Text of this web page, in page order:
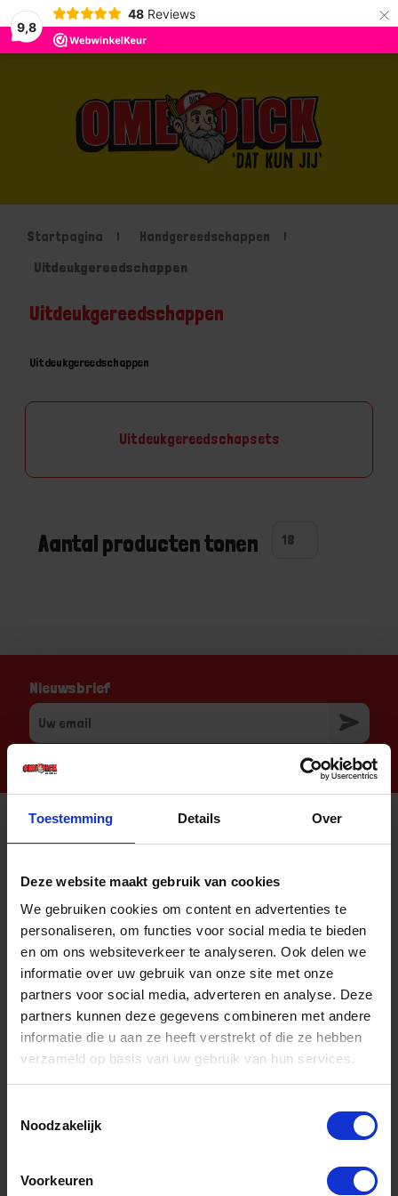
Toestemming Details Over
Deze website maakt gebruik van cookies
We gebruiken cookies om content en advertenties te
personaliseren, om functies voor social media te bieden
en om ons websiteverkeer te analyseren. Ook delen we
informatie over uw gebruik van onze site met onze
partners voor social media, adverteren en analyse. Deze
partners kunnen deze gegevens combineren met andere
informatie die u aan ze heeft verstrekt of die ze hebben
verzameld op basis van uw gebruik van hun services.
Noodzakelijk
Voorkeuren
9,8
48 Reviews ×
Startpagina
Handgereedschappen
Uitdeukgereedschappen
Uitdeukgereedschappen
Uitdeukgereedschappen
Uitdeukgereedschapsets
Aantal producten tonen
Nieuwsbrief
Informatie
Sitemap
Algemene voorwaarden Ome Dick
Over Ome Dick
Klachtenregeling Ome Dick
Retouren & Garantie Ome Dick
Privacyverklaring Ome Dick
Klantenservice